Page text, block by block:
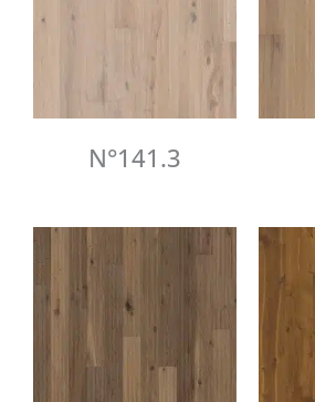
N°141.3